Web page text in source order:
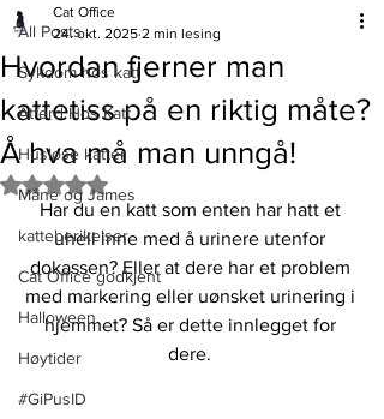
All Posts
Sykdom hos katt
Atferd Hos Katt
Husløse katter
Måne og James
katteberikelser
Cat Office godkjent
Halloween
Høytider
#GiPusID
Hvordan fjerner man
kattetiss på en riktig måte?
Å hva må man unngå!
Cat Office
24. okt. 2025 2 min lesing
Gitt NaN av 5 stjerner.
Har du en katt som enten har hatt et
uhell inne med å urinere utenfor
dokassen? Eller at dere har et problem
med markering eller uønsket urinering i
hjemmet? Så er dette innlegget for
dere.